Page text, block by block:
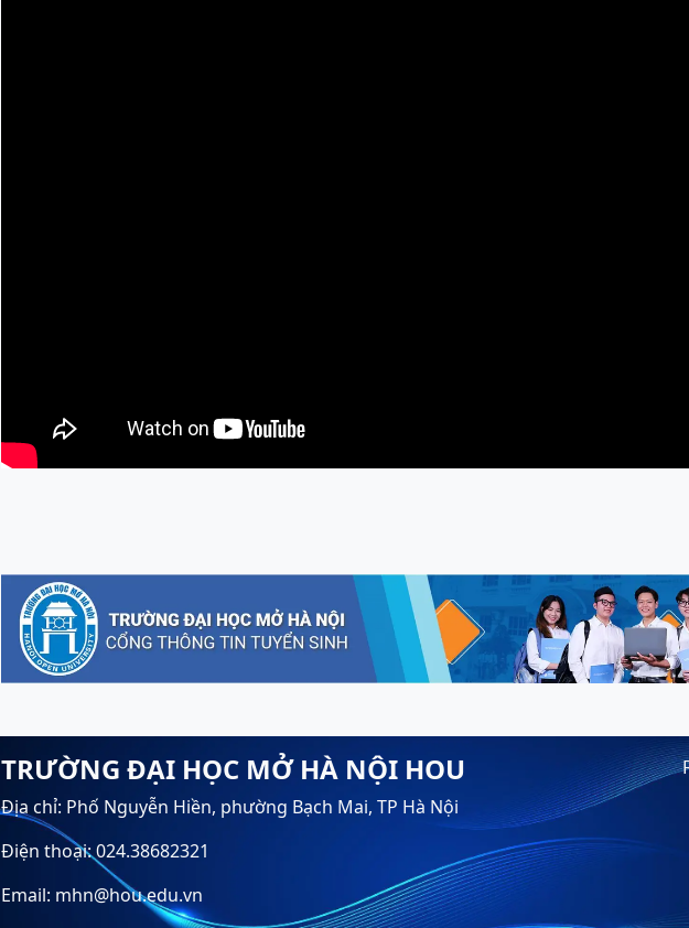
TRƯỜNG ĐẠI HỌC MỞ HÀ NỘI HOU
Địa chỉ: Phố Nguyễn Hiền, phường Bạch Mai, TP Hà Nội
Điện thoại: 024.38682321
Email: mhn@hou.edu.vn